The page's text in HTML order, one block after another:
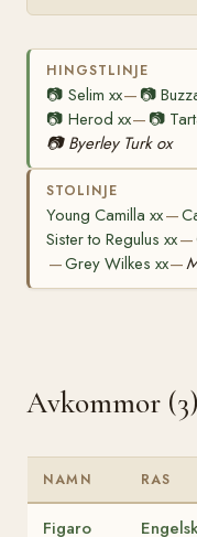
HINGSTLINJE
📷 Selim xx— 📷
📷 Herod xx— 📷
📷 Byerley Turk ox
STOLINJE
Young Camilla xx—
Sister to Regulus xx—
—Grey Wilkes xx—
Avkommor (3)
NAMN RAS
Figaro